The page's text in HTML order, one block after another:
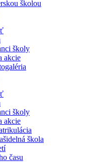
školou
školy
akcie
školy
akcie
škola
času